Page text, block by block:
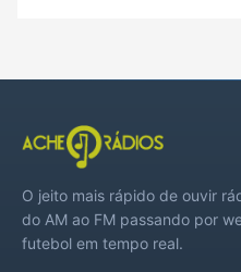
O jeito mais rápido de ouvir
do AM ao FM passando por
futebol em tempo real.